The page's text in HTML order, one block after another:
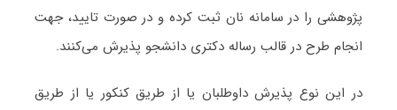
پژوهشی را در سامانه نان ثبت کرده و در صورت تایید، جهت
انجام طرح در قالب رساله دکتری دانشجو پذیرش می‌کنند.
در این نوع پذیرش داوطلبان یا از طریق کنکور یا از طریق